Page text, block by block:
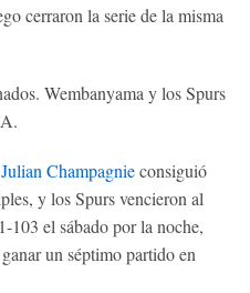
cerraron la serie de la misma
Wembanyama y los Spurs
Julian Champagnieconsiguió
y los Spurs vencieron al
103 el sábado por la noche,
un séptimo partido en